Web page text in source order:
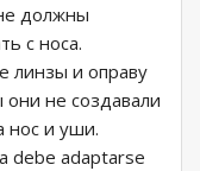
должны
с носа.
линзы и оправу
они не создавали
нос и уши.
debe adaptarse